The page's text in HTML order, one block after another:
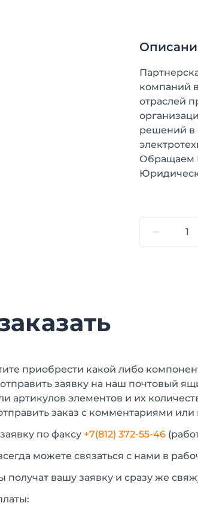
компаний
отраслей
решений в
Обращаем
приобрести какой либо
заявку на наш почтовый
артикулов элементов и их
заказ с комментариями
по факсу +7(812) 372-55-46
можете связаться с нами в
вашу заявку и сразу же